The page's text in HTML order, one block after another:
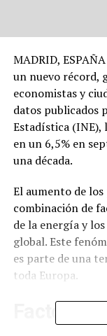
MADRID,
un nuevo récord,
economistas y
datos publicados
Estadística (INE),
en un 6,5% en
una década.
El aumento de
combinación de
de la energía y
global. Este
es parte de una
toda Europa.
Factores